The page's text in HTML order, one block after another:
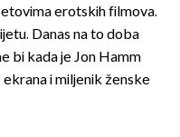
erotskih filmova.
Danas na to doba
bi kada je Jon Hamm
i miljenik ženske